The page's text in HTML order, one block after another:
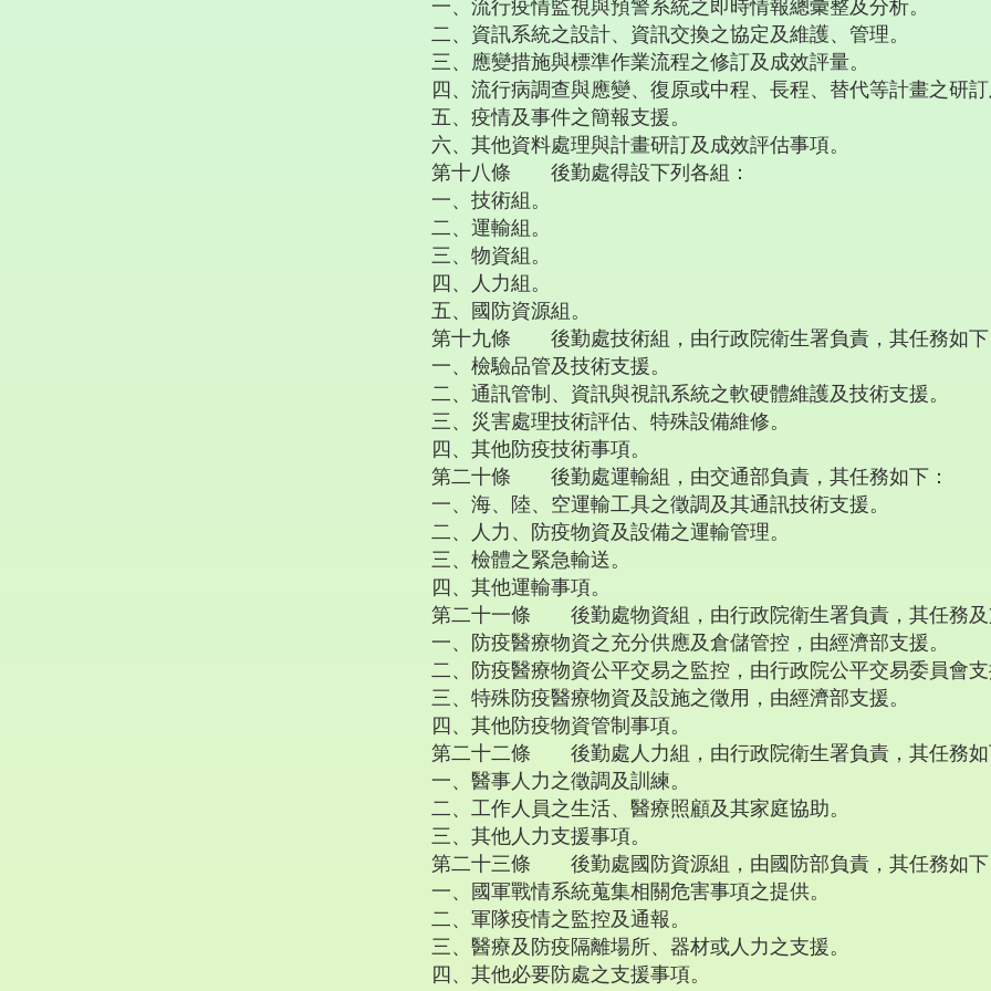
一、流行疫情監視與預警系統之即時情報總彙整及分析。
二、資訊系統之設計、資訊交換之協定及維護、管理。
三、應變措施與標準作業流程之修訂及成效評量。
四、流行病調查與應變、復原或中程、長程、替代等計畫之研訂
五、疫情及事件之簡報支援。
六、其他資料處理與計畫研訂及成效評估事項。
第十八條 後勤處得設下列各組：
一、技術組。
二、運輸組。
三、物資組。
四、人力組。
五、國防資源組。
第十九條 後勤處技術組，由行政院衛生署負責，其任務如下
一、檢驗品管及技術支援。
二、通訊管制、資訊與視訊系統之軟硬體維護及技術支援。
三、災害處理技術評估、特殊設備維修。
四、其他防疫技術事項。
第二十條 後勤處運輸組，由交通部負責，其任務如下：
一、海、陸、空運輸工具之徵調及其通訊技術支援。
二、人力、防疫物資及設備之運輸管理。
三、檢體之緊急輸送。
四、其他運輸事項。
第二十一條 後勤處物資組，由行政院衛生署負責，其任務及
一、防疫醫療物資之充分供應及倉儲管控，由經濟部支援。
二、防疫醫療物資公平交易之監控，由行政院公平交易委員會支
三、特殊防疫醫療物資及設施之徵用，由經濟部支援。
四、其他防疫物資管制事項。
第二十二條 後勤處人力組，由行政院衛生署負責，其任務如
一、醫事人力之徵調及訓練。
二、工作人員之生活、醫療照顧及其家庭協助。
三、其他人力支援事項。
第二十三條 後勤處國防資源組，由國防部負責，其任務如下
一、國軍戰情系統蒐集相關危害事項之提供。
二、軍隊疫情之監控及通報。
三、醫療及防疫隔離場所、器材或人力之支援。
四、其他必要防處之支援事項。